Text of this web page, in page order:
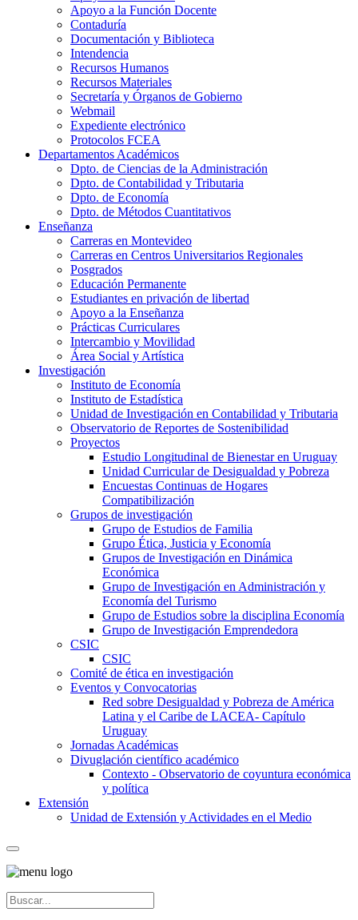
Apoyo a la Función Docente
Contaduría
Documentación y Biblioteca
Intendencia
Recursos Humanos
Recursos Materiales
Secretaría y Órganos de Gobierno
Webmail
Expediente electrónico
Protocolos FCEA
Departamentos Académicos
Dpto. de Ciencias de la Administración
Dpto. de Contabilidad y Tributaria
Dpto. de Economía
Dpto. de Métodos Cuantitativos
Enseñanza
Carreras en Montevideo
Carreras en Centros Universitarios Regionales
Posgrados
Educación Permanente
Estudiantes en privación de libertad
Apoyo a la Enseñanza
Prácticas Curriculares
Intercambio y Movilidad
Área Social y Artística
Investigación
Instituto de Economía
Instituto de Estadística
Unidad de Investigación en Contabilidad y Tributaria
Observatorio de Reportes de Sostenibilidad
Proyectos
Estudio Longitudinal de Bienestar en Uruguay
Unidad Curricular de Desigualdad y Pobreza
Encuestas Continuas de Hogares
Compatibilización
Grupos de investigación
Grupo de Estudios de Familia
Grupo Ética, Justicia y Economía
Grupos de Investigación en Dinámica
Económica
Grupo de Investigación en Administración y
Economía del Turismo
Grupo de Estudios sobre la disciplina Economía
Grupo de Investigación Emprendedora
CSIC
CSIC
Comité de ética en investigación
Eventos y Convocatorias
Red sobre Desigualdad y Pobreza de América
Latina y el Caribe de LACEA- Capítulo
Uruguay
Jornadas Académicas
Divuglación científico académico
Contexto - Observatorio de coyuntura económica
y política
Extensión
Unidad de Extensión y Actividades en el Medio